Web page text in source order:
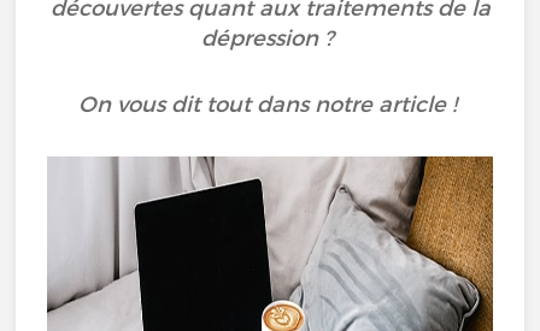
découvertes quant aux traitements de la
dépression ?
On vous dit tout dans notre article !